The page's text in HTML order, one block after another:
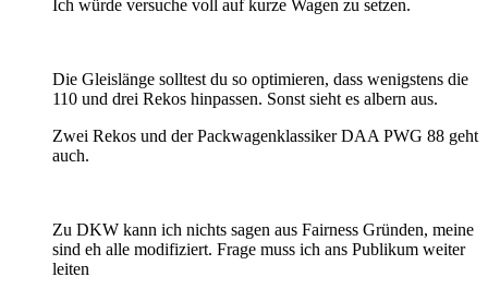
Ich würde versuche voll auf kurze Wagen zu setzen.
Die Gleislänge solltest du so optimieren, dass wenigstens die
110 und drei Rekos hinpassen. Sonst sieht es albern aus.
Zwei Rekos und der Packwagenklassiker DAA PWG 88 geht
auch.
Zu DKW kann ich nichts sagen aus Fairness Gründen, meine
sind eh alle modifiziert. Frage muss ich ans Publikum weiter
leiten